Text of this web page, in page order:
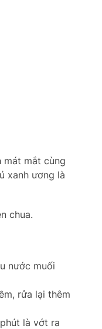
mát mắt cùng
xanh ương là
chua.
nước muối
rửa lại thêm
là vớt ra